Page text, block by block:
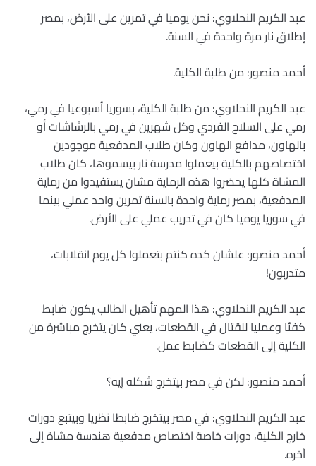
عبد الكريم النحلاوي: نحن يوميا في تمرين على الأرض، بمصر
إطلاق نار مرة واحدة في السنة.
أحمد منصور: من طلبة الكلية.
عبد الكريم النحلاوي: من طلبة الكلية، بسوريا أسبوعيا في رمي،
رمي على السلاح الفردي وكل شهرين في رمي بالرشاشات أو
بالهاون، مدافع الهاون وكان طلاب المدفعية موجودين
اختصاصهم بالكلية بيعملوا مدرسة نار بيسموها، كان طلاب
المشاة كلها يحضروا هذه الرماية مشان يستفيدوا من رماية
المدفعية، بمصر رماية واحدة بالسنة تمرين واحد عملي بينما
في سوريا يوميا كان في تدريب عملي على الأرض.
أحمد منصور: علشان كده كنتم بتعملوا كل يوم انقلابات،
متدربون!
عبد الكريم النحلاوي: هذا المهم تأهيل الطالب يكون ضابط
كفئا وعمليا للقتال في القطعات، يعني كان يتخرج مباشرة من
الكلية إلى القطعات كضابط عمل.
أحمد منصور: لكن في مصر بيتخرج شكله إيه؟
عبد الكريم النحلاوي: في مصر بيتخرج ضابطا نظريا وبيتبع دورات
خارج الكلية، دورات خاصة اختصاص مدفعية هندسة مشاة إلى
آخره.